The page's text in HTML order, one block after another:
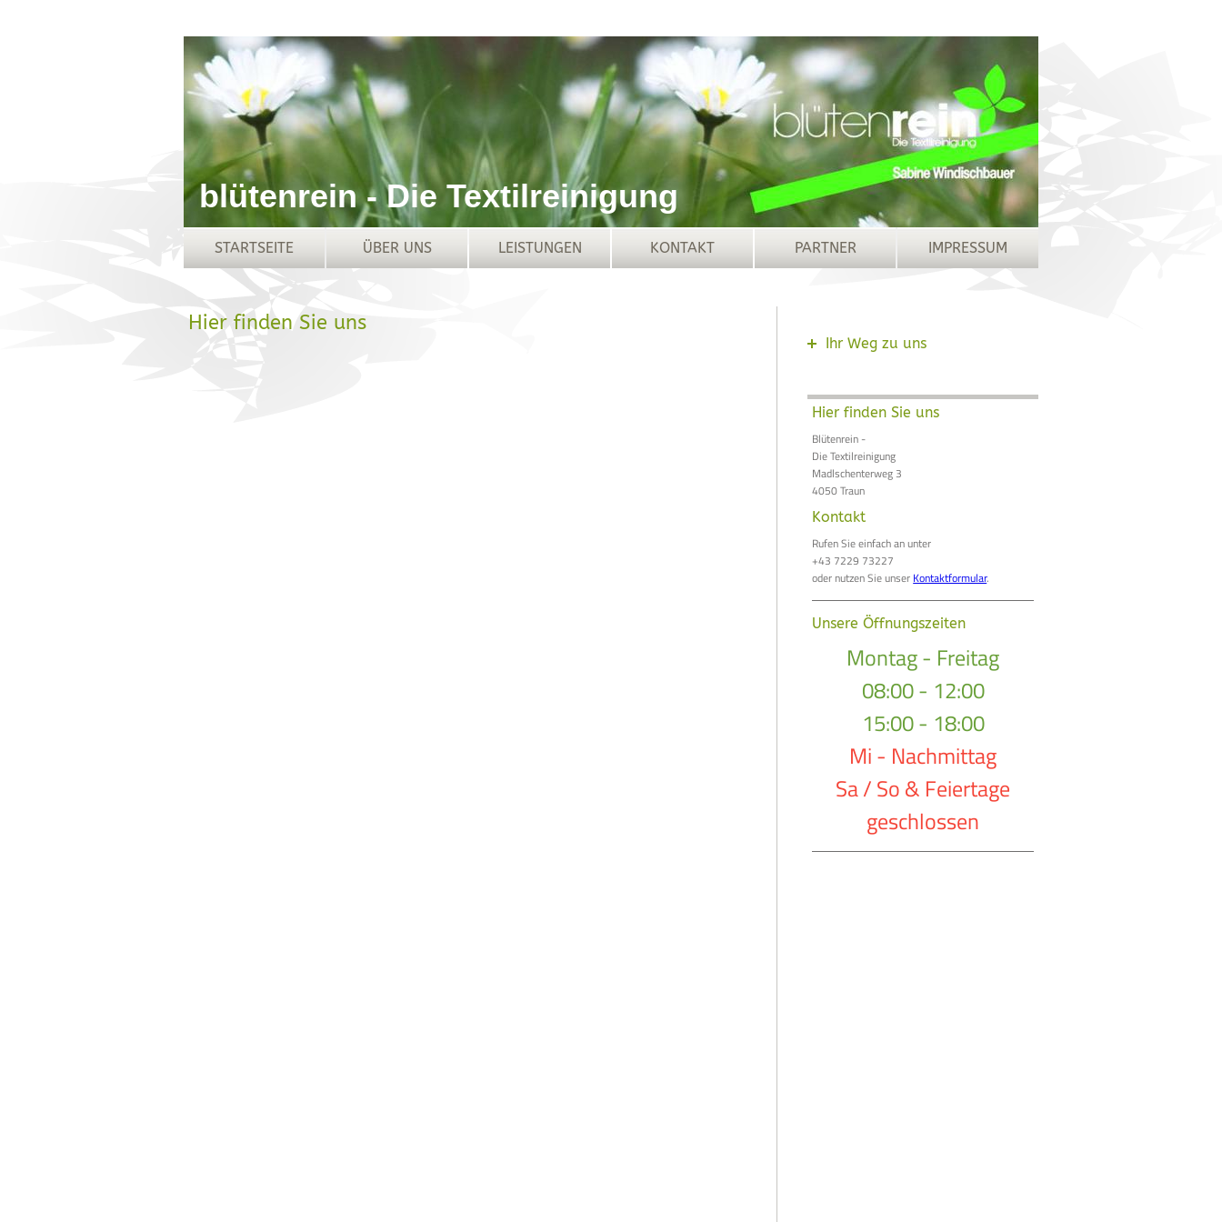
blütenrein - Die Textilreinigung
STARTSEITE ÜBER UNS LEISTUNGEN KONTAKT PARTNER IMPRESSUM
Hier finden Sie uns
Ihr Weg zu uns
Hier finden Sie uns
Blütenrein -
Die Textilreinigung
Madlschenterweg 3
4050 Traun
Kontakt
Rufen Sie einfach an unter
+43 7229 73227
oder nutzen Sie unser Kontaktformular.
Unsere Öffnungszeiten
Montag - Freitag
08:00 - 12:00
15:00 - 18:00
Mi - Nachmittag
Sa / So & Feiertage
geschlossen